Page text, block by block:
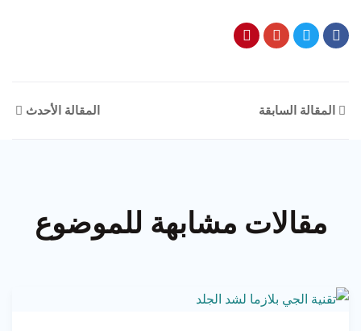
المقالة السابقة المقالة الأحدث
مقالات مشابهة للموضوع